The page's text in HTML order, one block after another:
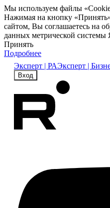
Мы используем файлы
Нажимая на кнопку
сайтом, Вы соглашаетесь на
данных метрической системы
Принять
Подробнее
Эксперт | РАЭксперт |
Вход